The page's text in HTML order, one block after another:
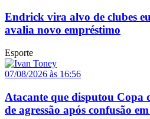
Endrick vira alvo de clubes
avalia novo empréstimo
Esporte
07/08/2026 às 16:56
Atacante que disputou Copa
de agressão após confusão